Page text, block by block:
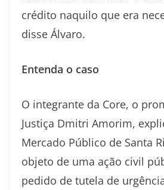
crédito naquilo que era
disse Álvaro.
Entenda o caso
O integrante da Core, o
Justiça Dmitri Amorim,
Mercado Público de Santa
objeto de uma ação civil
pedido de tutela de